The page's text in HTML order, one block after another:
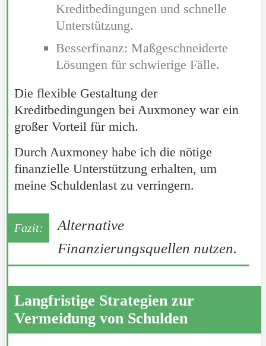
Kreditbedingungen und schnelle
Unterstützung.
Besserfinanz: Maßgeschneiderte
Lösungen für schwierige Fälle.
Die flexible Gestaltung der
Kreditbedingungen bei Auxmoney war ein
großer Vorteil für mich.
Durch Auxmoney habe ich die nötige
finanzielle Unterstützung erhalten, um
meine Schuldenlast zu verringern.
Alternative
Finanzierungsquellen nutzen.
Langfristige Strategien zur
Vermeidung von Schulden